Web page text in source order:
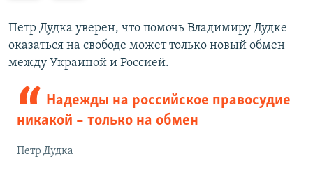
д
ы
д
д
у
ю
и
с
л
Петр Дудка уверен, что помочь Владимиру Дудке
оказаться на свободе может только новый обмен
между Украиной и Россией.
Надежды на российское правосудие
никакой – только на обмен
Петр Дудка